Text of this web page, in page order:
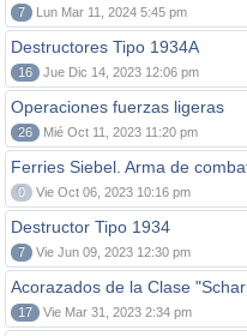
7 Lun Mar 11, 2024 5:45 pm
Destructores Tipo 1934A
16 Jue Dic 14, 2023 12:06 pm
Operaciones fuerzas ligeras
26 Mié Oct 11, 2023 11:20 pm
Ferries Siebel. Arma de
0 Vie Oct 06, 2023 10:16 pm
Destructor Tipo 1934
7 Vie Jun 09, 2023 12:30 pm
Acorazados de la Clase
17 Vie Mar 31, 2023 2:34 pm